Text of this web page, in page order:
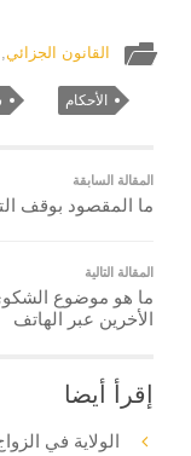
القانون الجزائي
الأحكام
المقالة السابقة
ما المقصود بوقف
المقالة التالية
ما هو موضوع
الأخرين عبر الهاتف
إقرأ أيضا
الولاية في